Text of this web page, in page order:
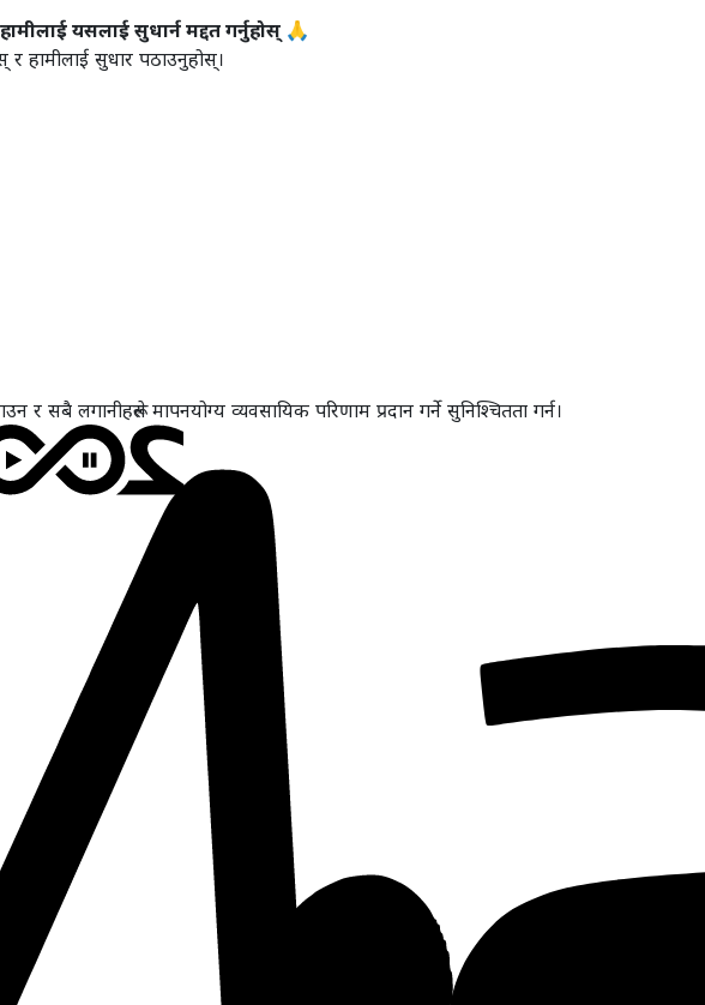
यसलाई सुधार्न मद्दत गर्नुहोस् 🙏
र हामीलाई सुधार पठाउनुहोस्।
र सबै लगानीहरूले मापनयोग्य व्यवसायिक परिणाम प्रदान गर्ने सुनिश्चितता गर्न।